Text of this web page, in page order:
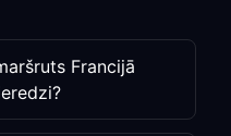
Francijā